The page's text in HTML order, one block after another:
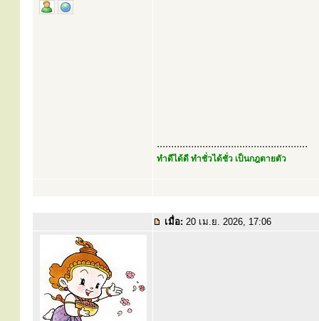
.....................................................
ทำดีได้ดี ทำชั่วได้ชั่ว เป็นกฎตายตัว
เมื่อ: 20 เม.ย. 2026, 17:06